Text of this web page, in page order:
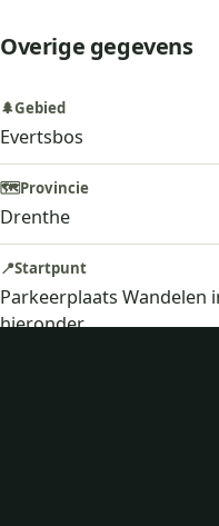
Overige gegevens
🌲Gebied
Evertsbos
🗺️Provincie
Drenthe
📍Startpunt
Parkeerplaats Wandelen
hieronder